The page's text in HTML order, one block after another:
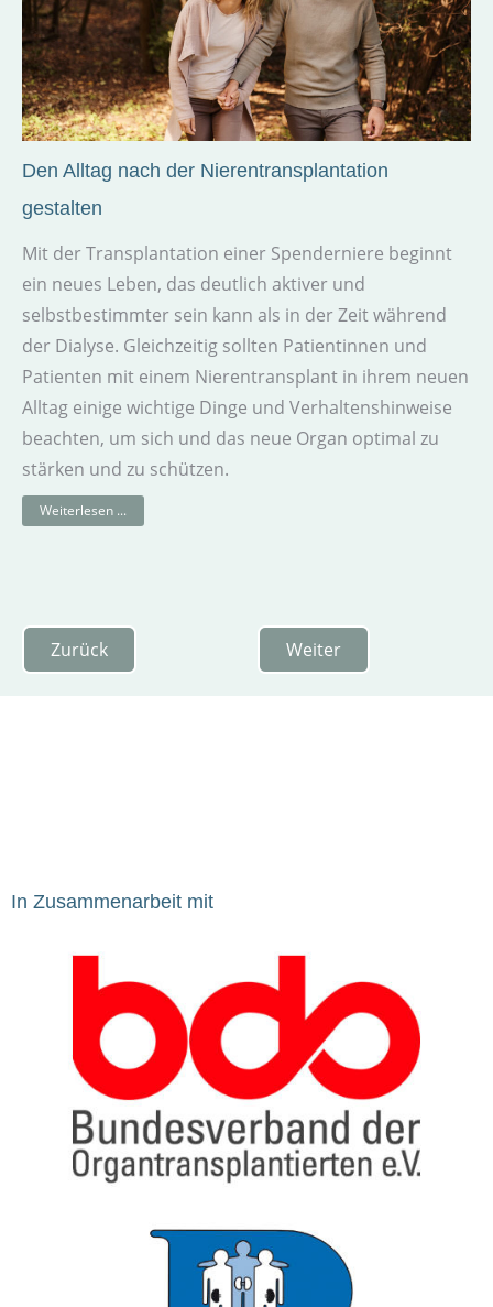
Den Alltag nach der Nierentransplantation
gestalten
Mit der Transplantation einer Spenderniere beginnt
ein neues Leben, das deutlich aktiver und
selbstbestimmter sein kann als in der Zeit während
der Dialyse. Gleichzeitig sollten Patientinnen und
Patienten mit einem Nierentransplant in ihrem neuen
Alltag einige wichtige Dinge und Verhaltenshinweise
beachten, um sich und das neue Organ optimal zu
stärken und zu schützen.
Weiterlesen ...
Zurück Weiter
In Zusammenarbeit mit